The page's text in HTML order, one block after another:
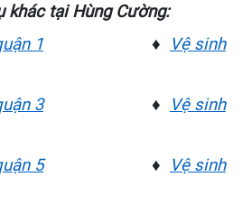
khác tại Hùng Cường:
1 ♦
Vệ sinh
3♦
Vệ sinh
5♦
Vệ sinh